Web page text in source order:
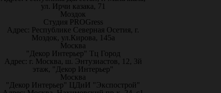
ул. Ирчи казака, 71
Моздок
Студия PROGress
Адрес: Республике Северная Осетия, г.
Моздок, ул.Кирова, 145а
Москва
"Декор Интерьер" Тц Город
Адрес: г. Москва, ш. Энтузиастов, 12, 3й
этаж, "Декор Интерьер"
Москва
"Декор Интерьер" ЦДиИ "Экспострой"